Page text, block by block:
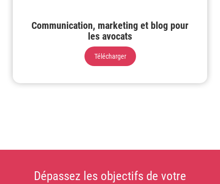
Communication, marketing et blog pour
les avocats
Télécharger
Dépassez les objectifs de votre